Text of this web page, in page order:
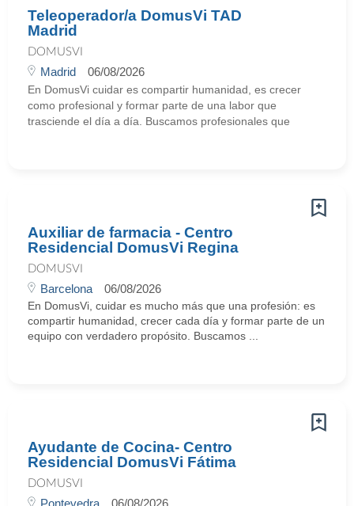
Teleoperador/a DomusVi TAD
Madrid
DOMUSVI
Madrid 06/08/2026
En DomusVi cuidar es compartir humanidad, es crecer
como profesional y formar parte de una labor que
trasciende el día a día. Buscamos profesionales que
Auxiliar de farmacia - Centro
Residencial DomusVi Regina
DOMUSVI
Barcelona 06/08/2026
En DomusVi, cuidar es mucho más que una profesión: es
compartir humanidad, crecer cada día y formar parte de un
equipo con verdadero propósito. Buscamos ...
Ayudante de Cocina- Centro
Residencial DomusVi Fátima
DOMUSVI
Pontevedra 06/08/2026